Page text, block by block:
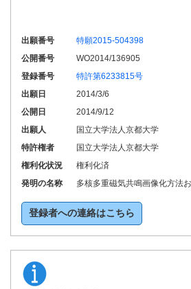
出願番号
特願2015-504398
公開番号
WO2014/136905
登録番号
特許第6233815号
出願日
2014/3/6
公開日
2014/9/12
出願人
国立大学法人京都大学
特許権者
国立大学法人京都大学
権利化状況
権利化済
発明の名称
多核多重磁気共鳴画像化方法
登録者への連絡はこちら